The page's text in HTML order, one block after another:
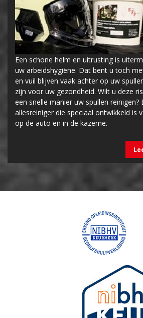
Een schone helm en uitrusting is
uw arbeidshygiëne. Dat bent u toch
en vuil blijven vaak achter op uw
zijn voor uw gezondheid. Wilt u deze
een snelle manier uw spullen reinigen?
allesreiniger die speciaal ontwikkeld is
op de auto en in de kazerne.